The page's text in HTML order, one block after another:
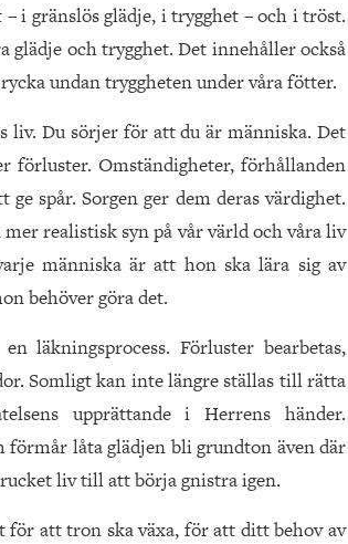
i gränslös glädje, i trygghet – och i tröst.
glädje och trygghet. Det innehåller också
undan tryggheten under våra fötter.
liv. Du sörjer för att du är människa. Det
förluster. Omständigheter, förhållanden
spår. Sorgen ger dem deras värdighet.
realistisk syn på vår värld och våra liv
människa är att hon ska lära sig av
behöver göra det.
läkningsprocess. Förluster bearbetas,
Somligt kan inte längre ställas till rätta
upprättande i Herrens händer.
låta glädjen bli grundton även där
liv till att börja gnistra igen.
för att tron ska växa, för att ditt behov av